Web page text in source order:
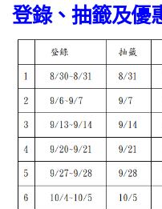
登錄、抽籤及優